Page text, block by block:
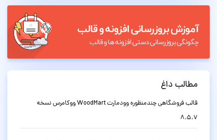
مطالب داغ
قالب فروشگاهی چندمنظوره وودمارت WoodMart ووکامرس نسخه
8.5.7